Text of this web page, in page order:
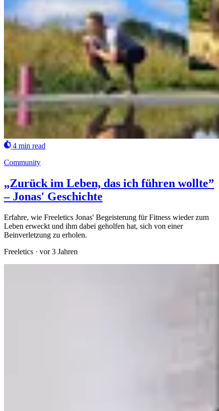
4 min read
Community
„Zurück im Leben, das ich führen wollte”
– Jonas' Geschichte
Erfahre, wie Freeletics Jonas' Begeisterung für Fitness wieder zum
Leben erweckt und ihm dabei geholfen hat, sich von einer
Beinverletzung zu erholen.
Freeletics · vor 3 Jahren